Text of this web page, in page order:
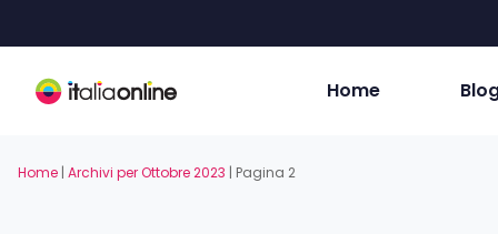
content
Home
Home | Archivi per Ottobre 2023 | Pagina 2